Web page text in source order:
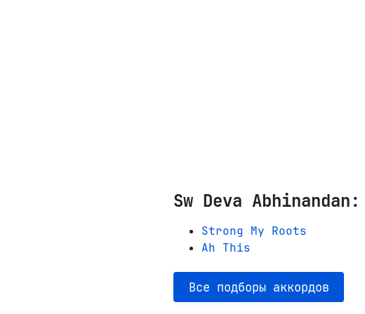
Sw Deva
Strong My Roots
Ah This
Все подборы аккордов